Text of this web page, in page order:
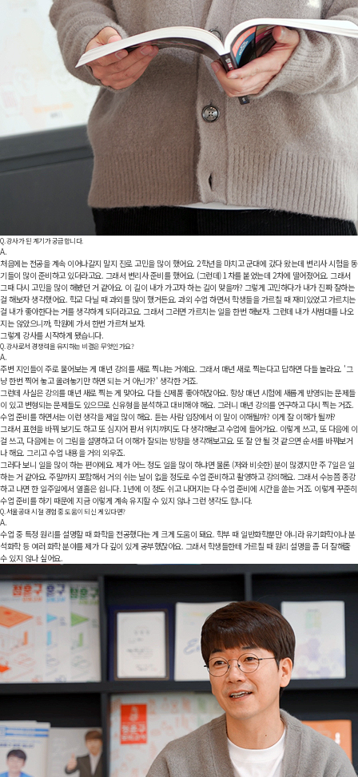
Q. 강사가 된 계기가 궁금합니다.
A.
처음에는 전공을 계속 이어나갈지 말지 진로 고민을 많이 했어요. 2학년을 마치고 군대에 갔다 왔는데 변리사 시험을 동
기들이 많이 준비하고 있더라고요. 그래서 변리사 준비를 했어요. (그런데) 1차를 붙었는데 2차에 떨어졌어요. 그래서
그때 다시 고민을 많이 해봤던 거 같아요. 이 길이 내가 가고자 하는 길이 맞을까? 그렇게 고민하다가 내가 진짜 잘하는
걸 해보자 생각했어요. 학교 다닐 때 과외를 많이 했거든요. 과외 수업 하면서 학생들을 가르칠 때 재미있었고 가르치는
걸 내가 좋아한다는 거를 생각하게 되더라고요. 그래서 그러면 가르치는 일을 한번 해보자. 그런데 내가 사범대를 나오
지는 않았으니까, 학원에 가서 한번 가르쳐 보자.
그렇게 강사를 시작하게 됐습니다.
Q. 강사로서 경쟁력을 유지하는 비결은 무엇인가요?
A.
주변 지인들이 주로 물어보는 게 매년 강의를 새로 찍냐는 거예요. 그래서 매년 새로 찍는다고 답하면 다들 놀라요. '그
냥 한번 찍어 놓고 올려놓기만 하면 되는 거 아닌가?' 생각한 거죠.
그런데 사실은 강의를 매년 새로 찍는 게 맞아요. 다들 신제품 좋아하잖아요. 항상 매년 시험에 새롭게 반영되는 문제들
이 있고 변형되는 문제들도 있으므로 신유형을 분석하고 대비해야 해요. 그러니 매년 강의를 연구하고 다시 찍는 거죠.
수업 준비를 하면서는 이런 생각을 제일 많이 해요. 듣는 사람 입장에서 이 말이 이해될까? 이게 잘 이해가 될까?
그래서 표현을 바꿔 보기도 하고 또 심지어 판서 위치까지도 다 생각해보고 수업에 들어가요. 이렇게 쓰고, 또 다음에 이
걸 쓰고, 다음에는 이 그림을 설명하고 더 이해가 잘되는 방향을 생각해보고요. 또 잘 안 될 것 같으면 순서를 바꿔보거
나 해요. 그리고 수업 내용을 거의 외우죠.
그러다 보니 일을 많이 하는 편이에요. 제가 어느 정도 일을 많이 하냐면 물론 (저와 비슷한) 분이 많겠지만 주 7일은 일
하는 거 같아요. 주말까지 포함해서 거의 쉬는 날이 없을 정도로 수업 준비하고 촬영하고 강의해요. 그래서 수능쯤 종강
하고 나면 한 일주일에서 열흘은 쉽니다. 1년에 이 정도 쉬고 나머지는 다 수업 준비에 시간을 쏟는 거죠. 이렇게 꾸준히
수업 준비를 하기 때문에 지금 이렇게 계속 유지할 수 있지 않나 그런 생각도 합니다.
Q. 서울공대 시절 경험 중 도움이 되신 게 있다면?
A.
수업 중 특정 원리를 설명할 때 화학을 전공했다는 게 크게 도움이 돼요. 학부 때 일반화학뿐만 아니라 유기화학이나 분
석화학 등 여러 화학 분야를 제가 다 깊이 있게 공부했잖아요. 그래서 학생들한테 가르칠 때 원리 설명을 좀 더 잘해줄
수 있지 않나 싶어요.